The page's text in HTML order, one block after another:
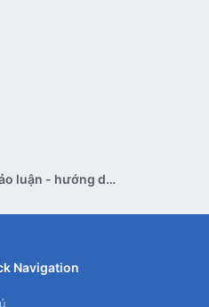
Pan bệnh tổng hợp - thảo luận - hướng dẫn sửa
Navigation